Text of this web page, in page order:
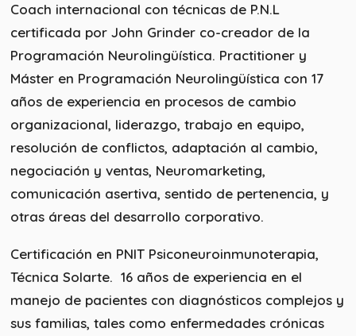
Coach internacional con técnicas de P.N.L
certificada por John Grinder co-creador de la
Programación Neurolingüística. Practitioner y
Máster en Programación Neurolingüística con 17
años de experiencia en procesos de cambio
organizacional, liderazgo, trabajo en equipo,
resolución de conflictos, adaptación al cambio,
negociación y ventas, Neuromarketing,
comunicación asertiva, sentido de pertenencia, y
otras áreas del desarrollo corporativo.
Certificación en PNIT Psiconeuroinmunoterapia,
Técnica Solarte. 16 años de experiencia en el
manejo de pacientes con diagnósticos complejos y
sus familias, tales como enfermedades crónicas